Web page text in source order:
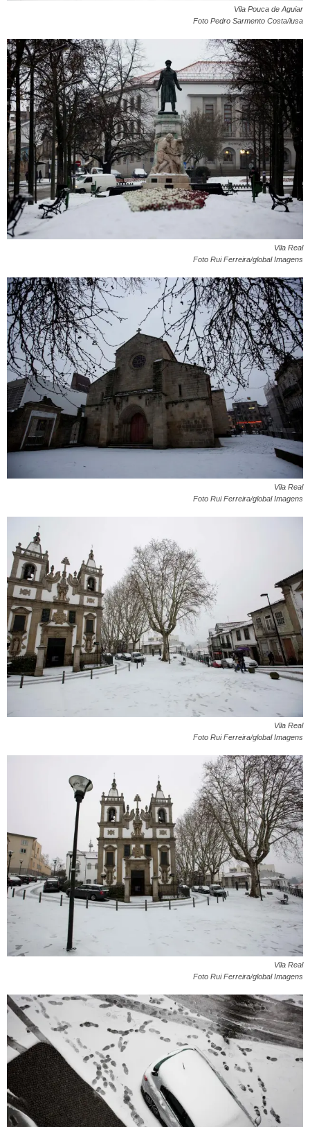
Vila Pouca de Aguiar
Foto Pedro Sarmento Costa/lusa
Vila Real
Foto Rui Ferreira/global Imagens
Vila Real
Foto Rui Ferreira/global Imagens
Vila Real
Foto Rui Ferreira/global Imagens
Vila Real
Foto Rui Ferreira/global Imagens